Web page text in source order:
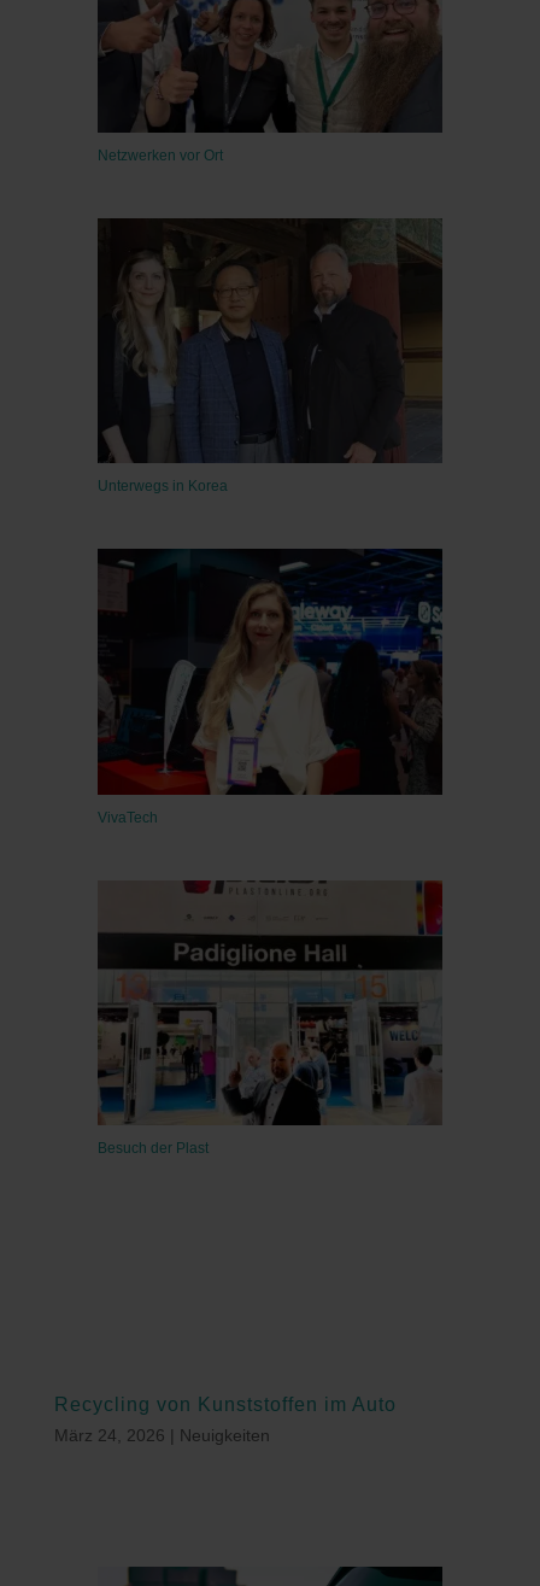
Netzwerken vor Ort
Unterwegs in Korea
VivaTech
Besuch der Plast
Recycling von Kunststoffen im Auto
März 24, 2026 | Neuigkeiten